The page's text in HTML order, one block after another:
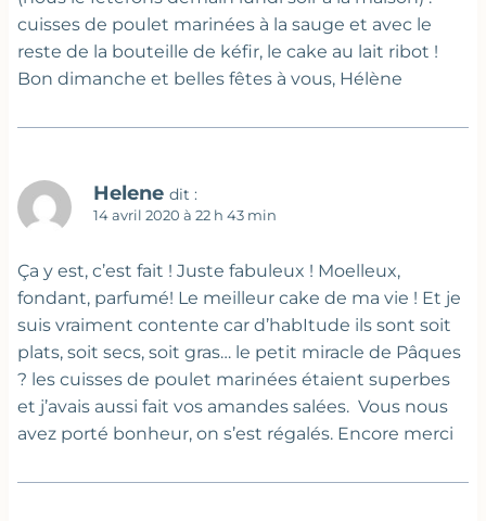
cuisses de poulet marinées à la sauge et avec le
reste de la bouteille de kéfir, le cake au lait ribot !
Bon dimanche et belles fêtes à vous, Hélène
Helene dit :
14 avril 2020 à 22 h 43 min
Ça y est, c’est fait ! Juste fabuleux ! Moelleux,
fondant, parfumé! Le meilleur cake de ma vie ! Et je
suis vraiment contente car d’habItude ils sont soit
plats, soit secs, soit gras… le petit miracle de Pâques
? les cuisses de poulet marinées étaient superbes
et j’avais aussi fait vos amandes salées. Vous nous
avez porté bonheur, on s’est régalés. Encore merci